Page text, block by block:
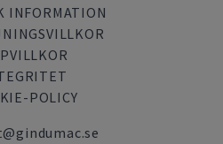
INFORMATION
POLICY